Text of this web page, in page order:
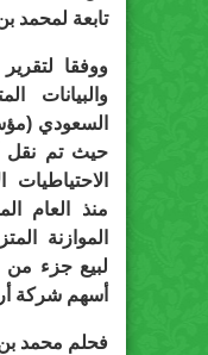
تابعة لمحمد
ووفقا
والبيانات
السعودي
الاحتياطيات
منذ العام
الموازنة
لبيع جزء من
أسهم شركة
فحلم محمد